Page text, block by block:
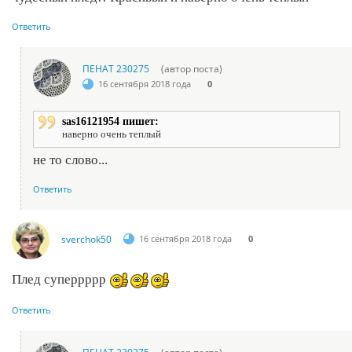
Ответить
ПЕНАТ 230275 (автор поста)
16 сентября 2018 года 0
sas16121954 пишет:
наверно очень теплый
не то слово...
Ответить
sverchok50 16 сентября 2018 года 0
Плед суперрррр
Ответить